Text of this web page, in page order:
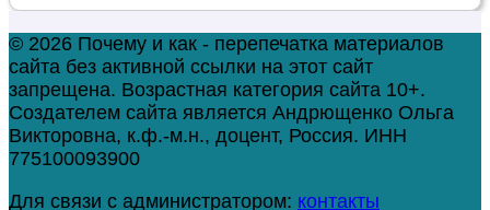
© 2026 Почему и как - перепечатка материалов
сайта без активной ссылки на этот сайт
запрещена. Возрастная категория сайта 10+.
Создателем сайта является Андрющенко Ольга
Викторовна, к.ф.-м.н., доцент, Россия. ИНН
775100093900
Для связи с администратором: контакты